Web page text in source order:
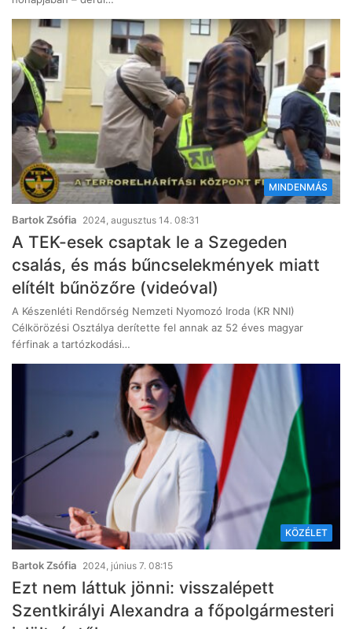
MINDENMÁS
Bartok Zsófia 2024, augusztus 14. 08:31
A TEK-esek csaptak le a Szegeden
csalás, és más bűncselekmények miatt
elítélt bűnözőre (videóval)
A Készenléti Rendőrség Nemzeti Nyomozó Iroda (KR NNI)
Célkörözési Osztálya derítette fel annak az 52 éves magyar
férfinak a tartózkodási…
KÖZÉLET
Bartok Zsófia 2024, június 7. 08:15
Ezt nem láttuk jönni: visszalépett
Szentkirályi Alexandra a főpolgármesteri